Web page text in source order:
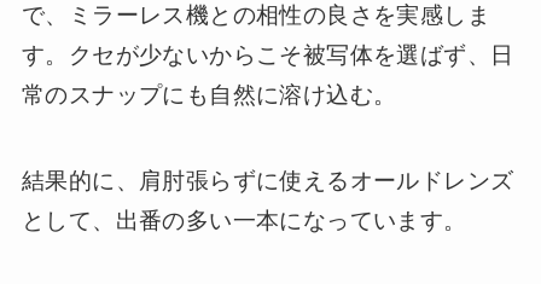
で、ミラーレス機との相性の良さを実感しま
す。クセが少ないからこそ被写体を選ばず、日
常のスナップにも自然に溶け込む。
結果的に、肩肘張らずに使えるオールドレンズ
として、出番の多い一本になっています。